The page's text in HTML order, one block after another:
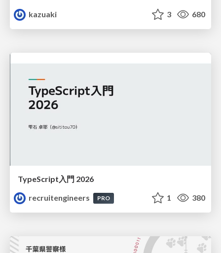
kazuaki 3 680
TypeScript入門 2026
recruitengineers
PRO 1 380